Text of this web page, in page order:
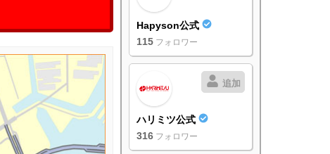
Hapyson公式
115 フォロワー
追加
ハリミツ公式
316 フォロワー